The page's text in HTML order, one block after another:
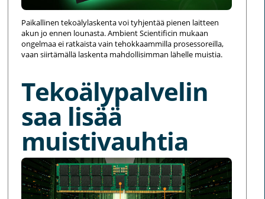
Paikallinen tekoälylaskenta voi tyhjentää pienen laitteen
akun jo ennen lounasta. Ambient Scientificin mukaan
ongelmaa ei ratkaista vain tehokkaammilla prosessoreilla,
vaan siirtämällä laskenta mahdollisimman lähelle muistia.
Tekoälypalvelin
saa lisää
muistivauhtia